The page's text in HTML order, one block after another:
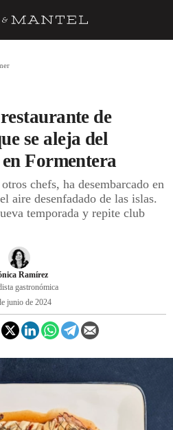
SESIÓN
de
se aleja del
Formentera
chefs, ha desembarcado en
aire desenfadado de las islas.
temporada y repite club
Ramírez
gastronómica
junio de 2024